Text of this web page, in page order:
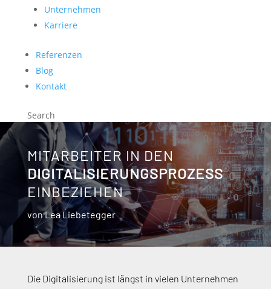
Unternehmen
Karriere
Referenzen
Blog
Kontakt
Search
MITARBEITER IN DEN
DIGITALISIERUNGSPROZESS
EINBEZIEHEN
vonLea Liebetegger
Die Digitalisierung ist längst in vielen Unternehmen